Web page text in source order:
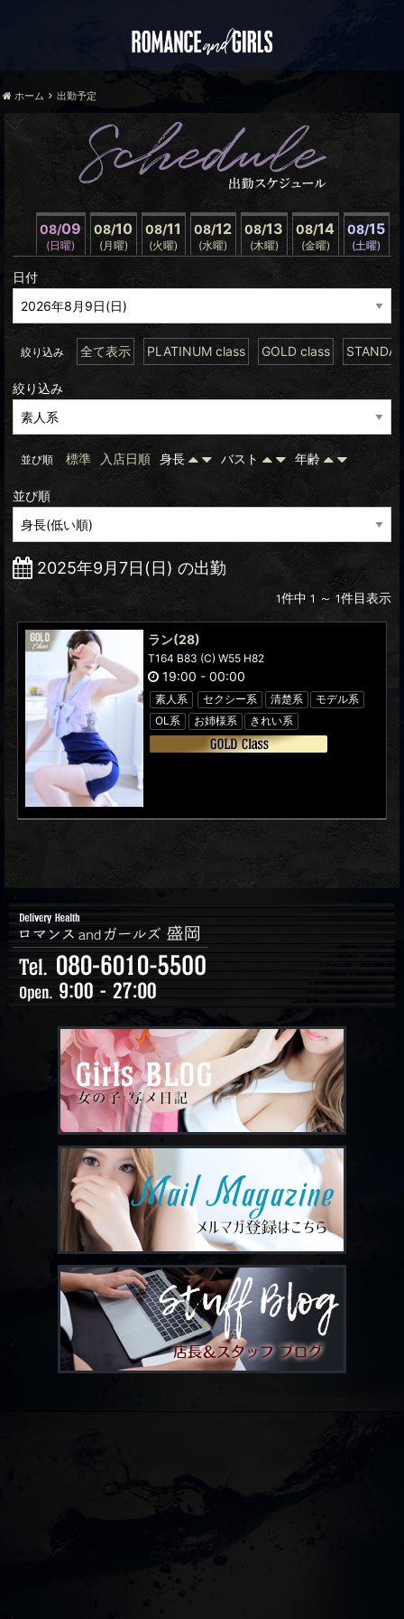
ホーム 出勤予定
08/09
(日曜)
08/10
(月曜)
08/11
(火曜)
08/12
(水曜)
08/13
(木曜)
08/14
(金曜)
08/15
(土曜)
日付
絞り込み 全て表示 PLATINUM class GOLD class
絞り込み
並び順 標準 入店日順 身長 バスト 年齢
並び順
2025年9月7日(日) の出勤
1件中 1 ～ 1件目表示
ラン(28)
T164 B83 (C) W55 H82
19:00 - 00:00
素人系 セクシー系 清楚系
モデル系
OL系
お姉様系 きれい系